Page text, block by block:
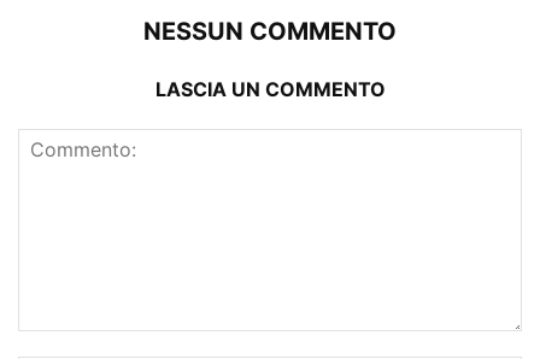
NESSUN COMMENTO
LASCIA UN COMMENTO